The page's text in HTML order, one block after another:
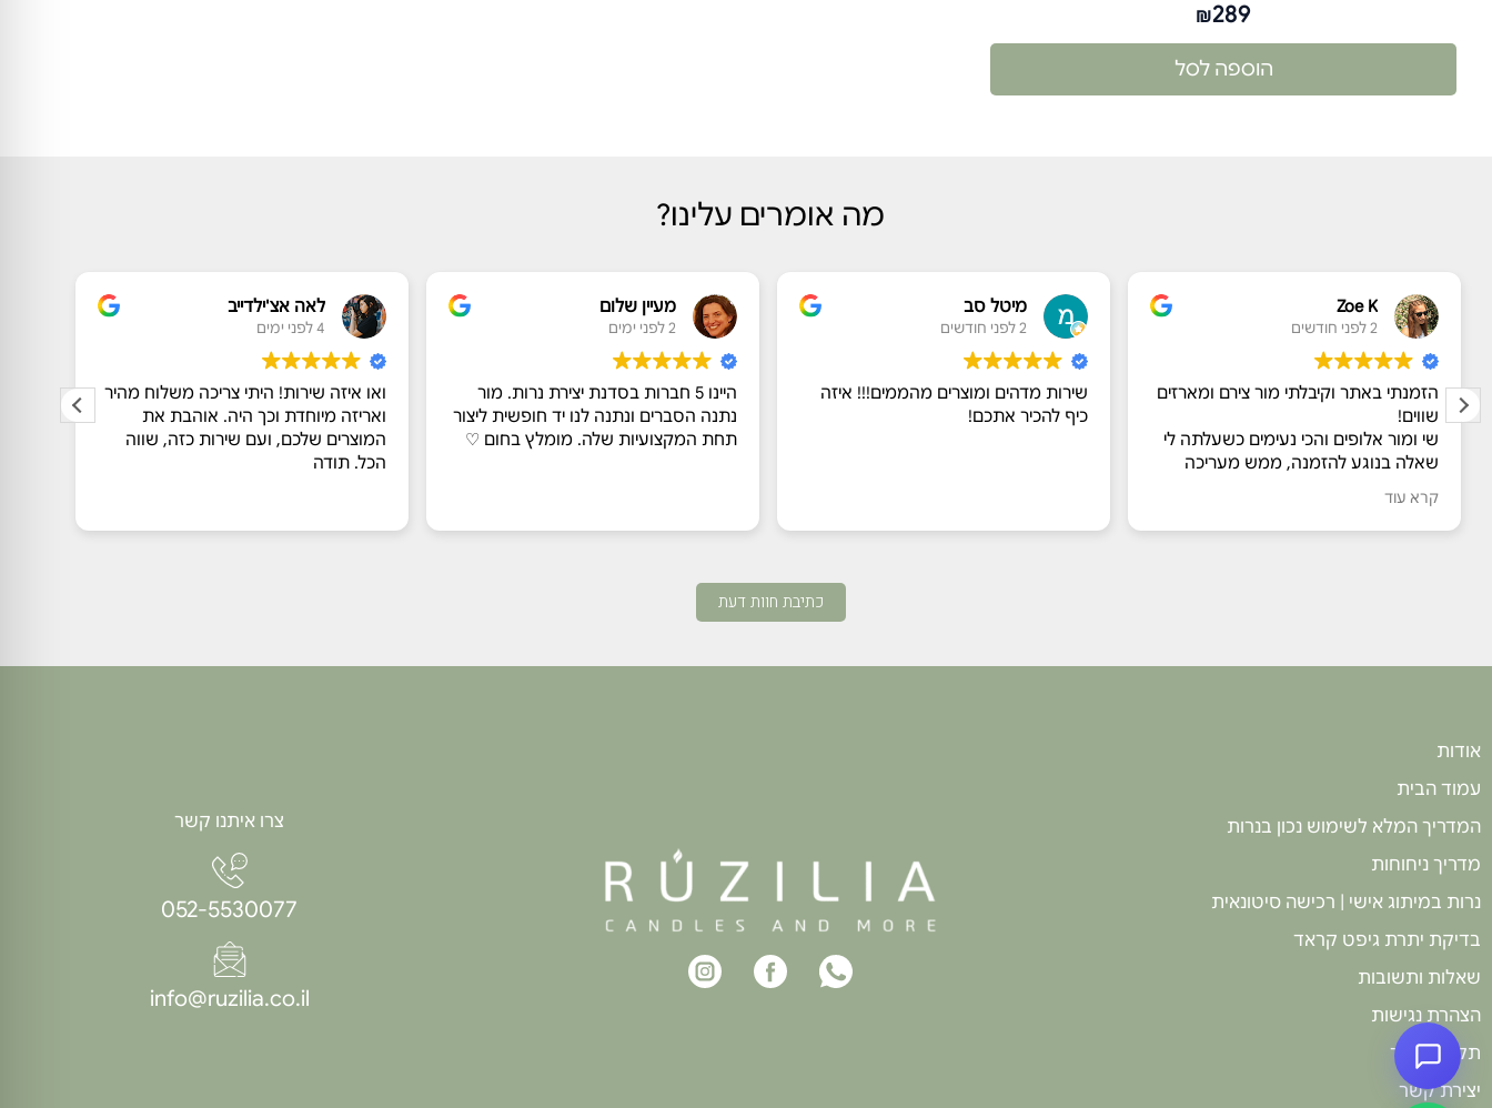
₪289
הוספה לסל
מה אומרים עלינו?
לאה אצ'ילדייב
4 לפני ימים
ואו איזה שירות! היתי צריכה משלוח מהיר
ואריזה מיוחדת וכך היה. אוהבת את
המוצרים שלכם, ועם שירות כזה, שווה
הכל. תודה
מעיין שלום
2 לפני ימים
היינו 5 חברות בסדנת יצירת נרות. מור
נתנה הסברים ונתנה לנו יד חופשית ליצור
תחת המקצועיות שלה. מומלץ בחום ♡
מיטל סב
2 לפני חודשים
שירות מדהים ומוצרים מהממים!!! איזה
כיף להכיר אתכם!
Zoe K
2 לפני חודשים
הזמנתי באתר וקיבלתי מור צירם ומארזים
שווים!
שי ומור אלופים והכי נעימים כשעלתה לי
שאלה בנוגע להזמנה, ממש מעריכה
קרא עוד
כתיבת חוות דעת
אודות
עמוד הבית
המדריך המלא לשימוש נכון בנרות
מדריך ניחוחות
נרות במיתוג אישי | רכישה סיטונאית
בדיקת יתרת גיפט קראד
שאלות ותשובות
הצהרת נגישות
תקנון האתר
יצירת קשר
צרו איתנו קשר
052-5530077
info@ruzilia.co.il